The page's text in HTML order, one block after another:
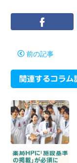
前の記事
関連するコラム